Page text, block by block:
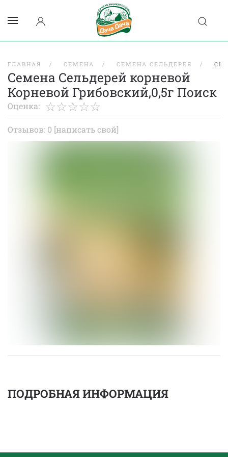
ГЛАВНАЯ СЕМЕНА СЕМЕНА СЕЛЬДЕРЕЯ
Семена Сельдерей корневой
Корневой Грибовский,0,5г Поиск
Оценка:
Отзывов: 0 [написать свой]
ПОДРОБНАЯ ИНФОРМАЦИЯ